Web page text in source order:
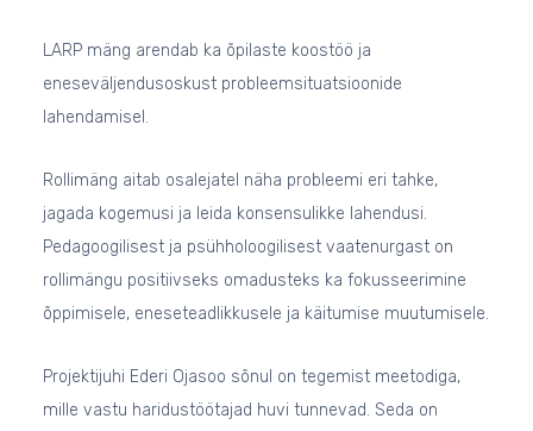
LARP mäng arendab ka õpilaste koostöö ja
eneseväljendusoskust probleemsituatsioonide
lahendamisel.
Rollimäng aitab osalejatel näha probleemi eri tahke,
jagada kogemusi ja leida konsensulikke lahendusi.
Pedagoogilisest ja psühholoogilisest vaatenurgast on
rollimängu positiivseks omadusteks ka fokusseerimine
õppimisele, eneseteadlikkusele ja käitumise muutumisele.
Projektijuhi Ederi Ojasoo sõnul on tegemist meetodiga,
mille vastu haridustöötajad huvi tunnevad. Seda on